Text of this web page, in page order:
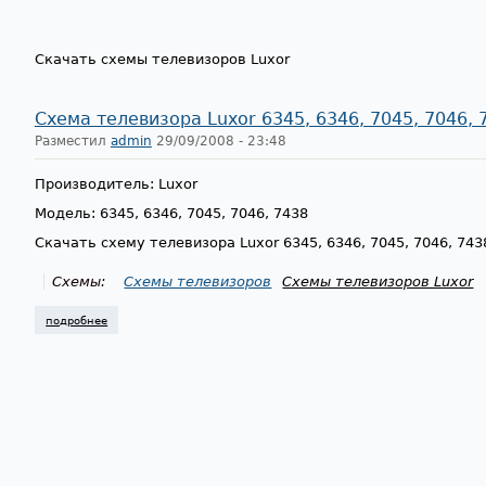
Скачать схемы телевизоров Luxor
Схема телевизора Luxor 6345, 6346, 7045, 7046,
Разместил admin 29/09/2008 - 23:48
Производитель: Luxor
Модель: 6345, 6346, 7045, 7046, 7438
Скачать схему телевизора Luxor 6345, 6346, 7045, 7046,
Схемы: Схемы телевизоров Схемы телевизоров Luxor
подробнее